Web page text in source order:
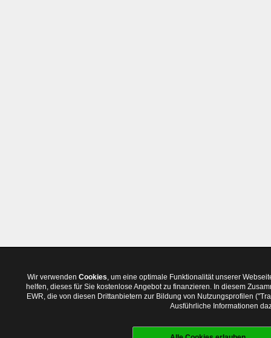
Wir verwenden Cookies, um eine optimale Funktionalität unserer
helfen, dieses für Sie kostenlose Angebot zu finanzieren. In diesem
EWR, die von diesen Drittanbietern zur Bildung von Nutzungsprofilen
Ausführliche Informationen